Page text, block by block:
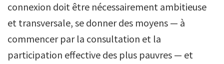
connexion doit être nécessairement ambitieuse
et transversale, se donner des moyens — à
commencer par la consultation et la
participation effective des plus pauvres — et